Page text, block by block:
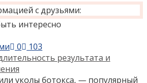
с друзьями:
интересно
0
103
результата и
уколы ботокса, — популярный